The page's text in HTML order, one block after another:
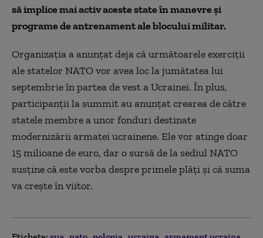
să implice mai activ aceste state în manevre şi
programe de antrenament ale blocului militar.
Organizaţia a anunţat deja că următoarele exerciţii
ale statelor NATO vor avea loc la jumătatea lui
septembrie în partea de vest a Ucrainei. În plus,
participanţii la summit au anunţat crearea de către
statele membre a unor fonduri destinate
modernizării armatei ucrainene. Ele vor atinge doar
15 milioane de euro, dar o sursă de la sediul NATO
susţine că este vorba despre primele plăţi şi că suma
va creşte în viitor.